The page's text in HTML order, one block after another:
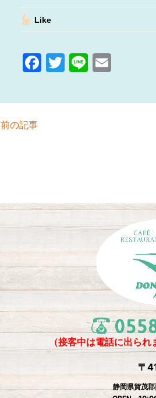
Like
F
c
T
itt
Li
e ai
前の記事
（接客中は電話に出ら
〒
静岡県賀茂